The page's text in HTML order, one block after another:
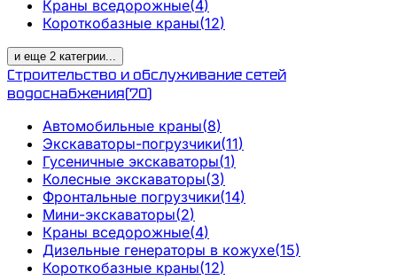
Краны вседорожные(4)
Короткобазные краны(12)
и еще 2 категрии...
Строительство и обслуживание сетей
водоснабжения(70)
Автомобильные краны(8)
Экскаваторы-погрузчики(11)
Гусеничные экскаваторы(1)
Колесные экскаваторы(3)
Фронтальные погрузчики(14)
Мини-экскаваторы(2)
Краны вседорожные(4)
Дизельные генераторы в кожухе(15)
Короткобазные краны(12)